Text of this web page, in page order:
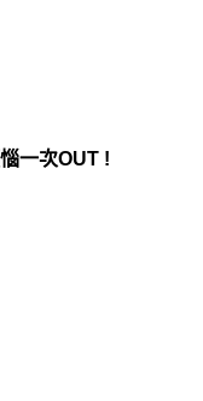
一次OUT !